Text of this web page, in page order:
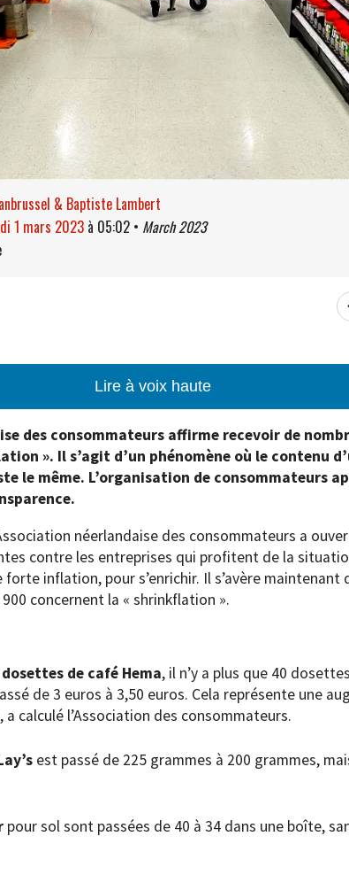
& Baptiste Lambert
1 mars 2023 à 05:02 • March 2023
Lire à voix haute
des consommateurs affirme recevoir de
». Il s’agit d’un phénomène où le contenu
le même. L’organisation de consommateurs
néerlandaise des consommateurs a
contre les entreprises qui profitent de la
inflation, pour s’enrichir. Il s’avère maintenant
concernent la « shrinkflation ».
de café Hema, il n’y a plus que 40
de 3 euros à 3,50 euros. Cela représente une
calculé l’Association des consommateurs.
est passé de 225 grammes à 200 grammes,
pour sol sont passées de 40 à 34 dans une boîte,